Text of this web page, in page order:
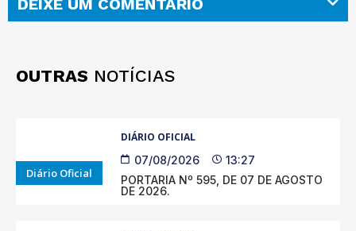
DEIXE UM COMENTÁRIO
OUTRAS NOTÍCIAS
Diário Oficial
DIÁRIO OFICIAL
07/08/2026
13:27
PORTARIA Nº 595, DE 07 DE AGOSTO
DE 2026.